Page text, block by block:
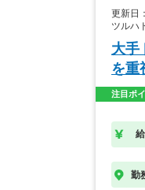
更新日
ツルハ
大手
を重
注目ポ
勤